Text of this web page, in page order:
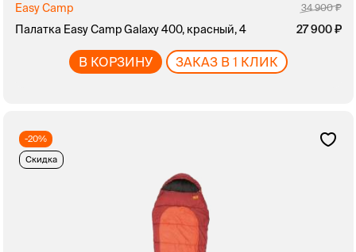
Easy Camp 34 900
Палатка Easy Camp Galaxy 400, красный, 4 27 900
В КОРЗИНУ ЗАКАЗ В 1 КЛИК
-20%
Скидка